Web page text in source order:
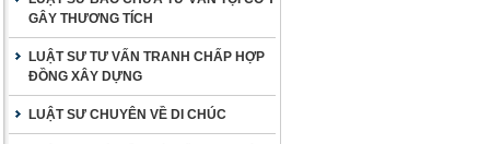
GÂY THƯƠNG TÍCH
LUẬT SƯ TƯ VẤN TRANH CHẤP HỢP
ĐỒNG XÂY DỰNG
LUẬT SƯ CHUYÊN VỀ DI CHÚC